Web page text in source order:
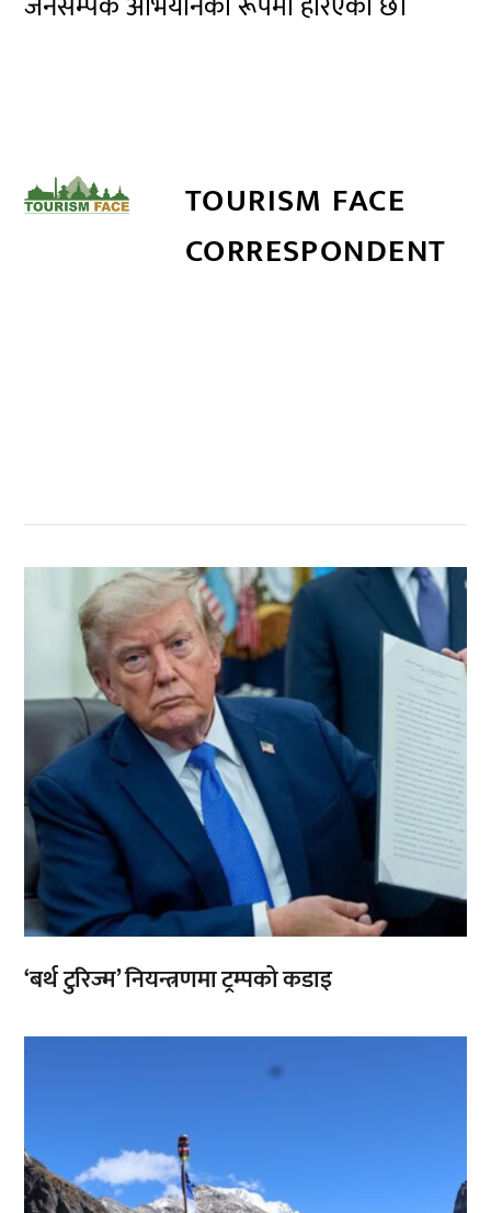
TOURISM FACE
CORRESPONDENT
‘बर्थ टुरिज्म’ नियन्त्रणमा ट्रम्पको कडाइ